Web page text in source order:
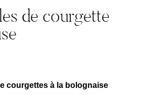
de courgette
courgettes à la bolognaise